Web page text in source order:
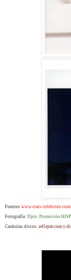
Fuentes:www.stars-
Fotografía: Dpto. Promoción
Carátulas discos: a45rpm.com y